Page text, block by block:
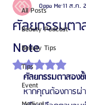
All Posts
Beauty Podcast
Beauty Tips
Tips
Event
ศัลยกรรมตา
Note
Oppa Me11 ส.ค.
ได้รับ NaN เต็ม
ศัลยกรรมตาสองชั้
หากคุณต้องการผ่